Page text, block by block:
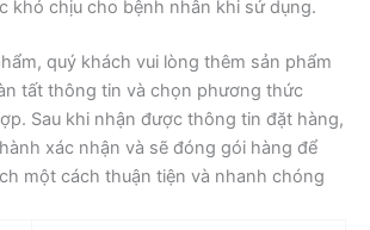
khó chịu cho bệnh nhân khi sử dụng.
quý khách vui lòng thêm sản phẩm
tất thông tin và chọn phương thức
Sau khi nhận được thông tin đặt hàng,
xác nhận và sẽ đóng gói hàng để
một cách thuận tiện và nhanh chóng